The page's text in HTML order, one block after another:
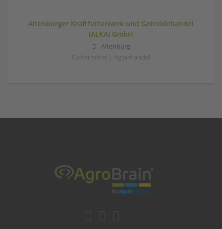
Altenburger Kraftfutterwerk und Getreidehandel
(ALKA) GmbH
Altenburg
Futtermittel | Agrarhandel